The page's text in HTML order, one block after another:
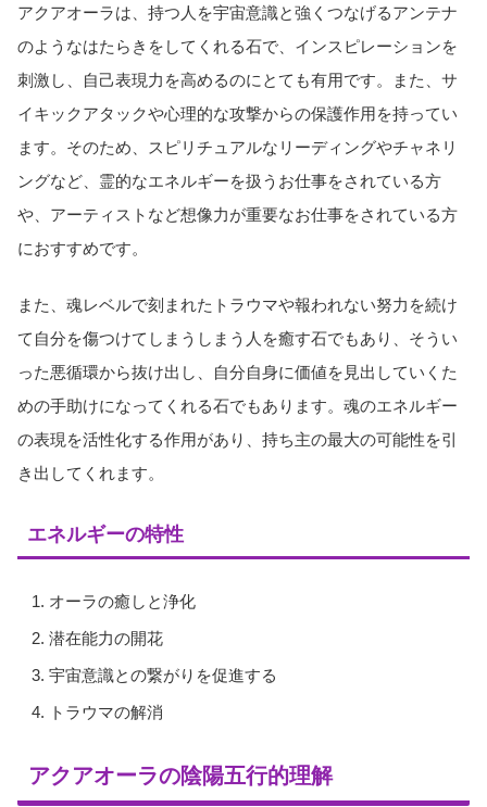
アクアオーラは、持つ人を宇宙意識と強くつなげるアンテナ
のようなはたらきをしてくれる石で、インスピレーションを
刺激し、自己表現力を高めるのにとても有用です。また、サ
イキックアタックや心理的な攻撃からの保護作用を持ってい
ます。そのため、スピリチュアルなリーディングやチャネリ
ングなど、霊的なエネルギーを扱うお仕事をされている方
や、アーティストなど想像力が重要なお仕事をされている方
におすすめです。
また、魂レベルで刻まれたトラウマや報われない努力を続け
て自分を傷つけてしまうしまう人を癒す石でもあり、そうい
った悪循環から抜け出し、自分自身に価値を見出していくた
めの手助けになってくれる石でもあります。魂のエネルギー
の表現を活性化する作用があり、持ち主の最大の可能性を引
き出してくれます。
エネルギーの特性
オーラの癒しと浄化
潜在能力の開花
宇宙意識との繋がりを促進する
トラウマの解消
アクアオーラの陰陽五行的理解